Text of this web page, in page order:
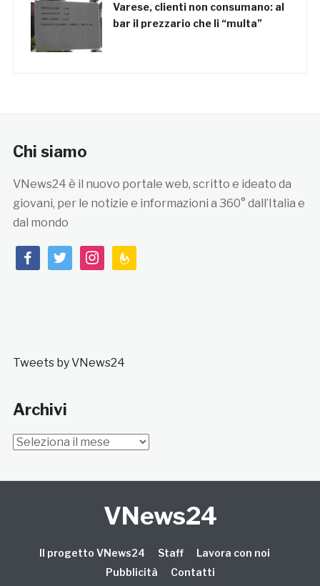
Varese, clienti non consumano: al
bar il prezzario che li “multa”
Chi siamo
VNews24 è il nuovo portale web, scritto e ideato da
giovani, per le notizie e informazioni a 360° dall’Italia e
dal mondo
facebooktwitterinstagramfeedburner
Tweets by VNews24
Archivi
Archivi
VNews24
Il progetto VNews24 Staff
Lavora con noi
Pubblicità
Contatti